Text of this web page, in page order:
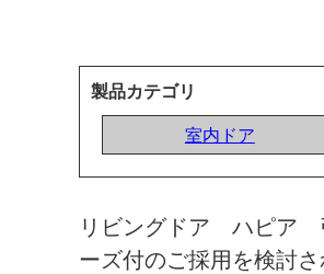
製品カテゴリ
室内ドア
リビングドア ハピア
ーズ付のご採用を検討